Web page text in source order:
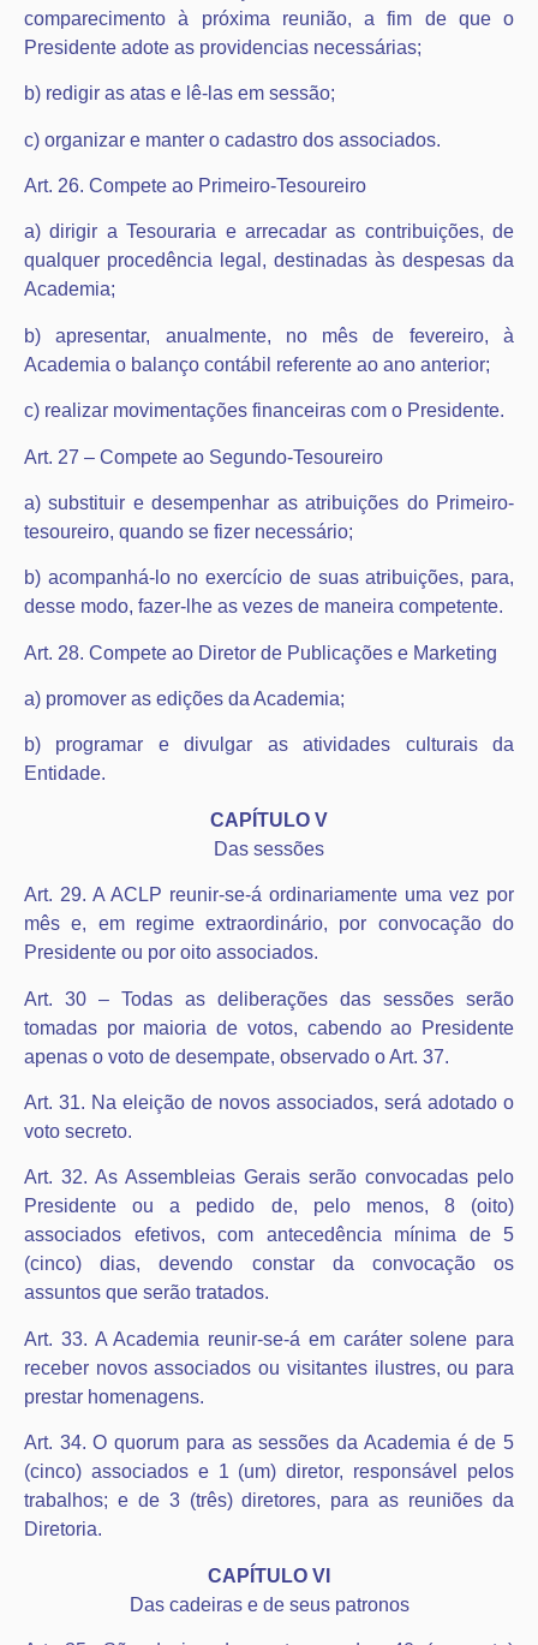
comparecimento à próxima reunião, a fim de que o
Presidente adote as providencias necessárias;
b) redigir as atas e lê-las em sessão;
c) organizar e manter o cadastro dos associados.
Art. 26. Compete ao Primeiro-Tesoureiro
a) dirigir a Tesouraria e arrecadar as contribuições, de
qualquer procedência legal, destinadas às despesas da
Academia;
b) apresentar, anualmente, no mês de fevereiro, à
Academia o balanço contábil referente ao ano anterior;
c) realizar movimentações financeiras com o Presidente.
Art. 27 – Compete ao Segundo-Tesoureiro
a) substituir e desempenhar as atribuições do Primeiro-
tesoureiro, quando se fizer necessário;
b) acompanhá-lo no exercício de suas atribuições, para,
desse modo, fazer-lhe as vezes de maneira competente.
Art. 28. Compete ao Diretor de Publicações e Marketing
a) promover as edições da Academia;
b) programar e divulgar as atividades culturais da
Entidade.
CAPÍTULO V
Das sessões
Art. 29. A ACLP reunir-se-á ordinariamente uma vez por
mês e, em regime extraordinário, por convocação do
Presidente ou por oito associados.
Art. 30 – Todas as deliberações das sessões serão
tomadas por maioria de votos, cabendo ao Presidente
apenas o voto de desempate, observado o Art. 37.
Art. 31. Na eleição de novos associados, será adotado o
voto secreto.
Art. 32. As Assembleias Gerais serão convocadas pelo
Presidente ou a pedido de, pelo menos, 8 (oito)
associados efetivos, com antecedência mínima de 5
(cinco) dias, devendo constar da convocação os
assuntos que serão tratados.
Art. 33. A Academia reunir-se-á em caráter solene para
receber novos associados ou visitantes ilustres, ou para
prestar homenagens.
Art. 34. O quorum para as sessões da Academia é de 5
(cinco) associados e 1 (um) diretor, responsável pelos
trabalhos; e de 3 (três) diretores, para as reuniões da
Diretoria.
CAPÍTULO VI
Das cadeiras e de seus patronos